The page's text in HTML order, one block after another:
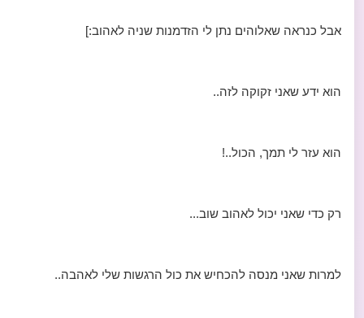
אבל כנראה שאלוהים נתן לי הזדמנות שניה לאהוב:]
הוא ידע שאני זקוקה לזה..
הוא עזר לי תמך, הכול..!
רק כדי שאני יכול לאהוב שוב...
למרות שאני מנסה להכחיש את כול הרגשות שלי לאהבה..